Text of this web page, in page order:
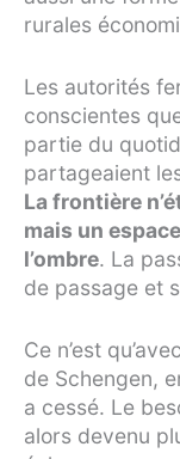
rurales
Les autorités
conscientes
partie du
partageaient
La frontière
mais un
l’ombre. La
de passage et
Ce n’est
de Schengen,
a cessé. Le
alors devenu